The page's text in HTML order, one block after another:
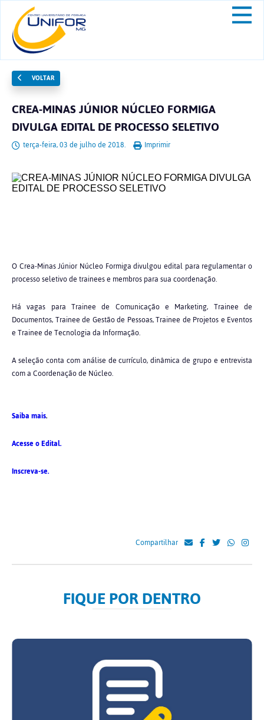
VOLTAR
CREA-MINAS JÚNIOR NÚCLEO FORMIGA
DIVULGA EDITAL DE PROCESSO SELETIVO
terça-feira, 03 de julho de 2018. Imprimir
O Crea-Minas Júnior Núcleo Formiga divulgou edital para regulamentar o
processo seletivo de trainees e membros para sua coordenação.
Há vagas para Trainee de Comunicação e Marketing, Trainee de
Documentos, Trainee de Gestão de Pessoas, Trainee de Projetos e Eventos
e Trainee de Tecnologia da Informação.
A seleção conta com análise de currículo, dinâmica de grupo e entrevista
com a Coordenação de Núcleo.
Saiba mais.
Acesse o Edital.
Inscreva-se.
Compartilhar
FIQUE POR DENTRO